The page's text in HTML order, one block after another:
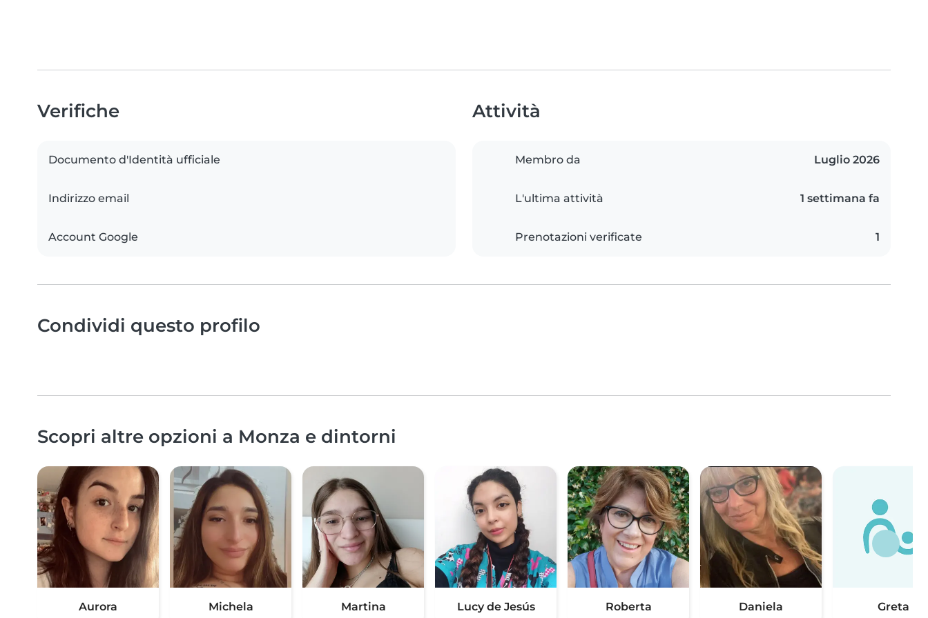
Verifiche
Documento d'Identità ufficiale
Indirizzo email
Account Google
Attività
Membro da Luglio 2026
L'ultima attività 1 settimana fa
Prenotazioni verificate 1
Condividi questo profilo
Scopri altre opzioni a Monza e dintorni
Aurora Michela Martina Lucy de Jesús Roberta Daniela Greta